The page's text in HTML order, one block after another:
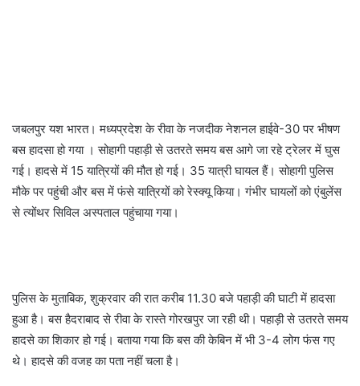
जबलपुर यश भारत। मध्यप्रदेश के रीवा के नजदीक नेशनल हाईवे-30 पर भीषण
बस हादसा हो गया । सोहागी पहाड़ी से उतरते समय बस आगे जा रहे ट्रेलर में घुस
गई। हादसे में 15 यात्रियों की मौत हो गई। 35 यात्री घायल हैं। सोहागी पुलिस
मौके पर पहुंची और बस में फंसे यात्रियों को रेस्क्यू किया। गंभीर घायलों को एंबुलेंस
से त्योंथर सिविल अस्पताल पहुंचाया गया।
पुलिस के मुताबिक, शुक्रवार की रात करीब 11.30 बजे पहाड़ी की घाटी में हादसा
हुआ है। बस हैदराबाद से रीवा के रास्ते गोरखपुर जा रही थी। पहाड़ी से उतरते समय
हादसे का शिकार हो गई। बताया गया कि बस की केबिन में भी 3-4 लोग फंस गए
थे। हादसे की वजह का पता नहीं चला है।